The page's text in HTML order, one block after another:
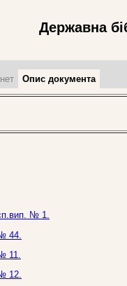
Державна
Опис документа
№ 1.
44.
11.
12.